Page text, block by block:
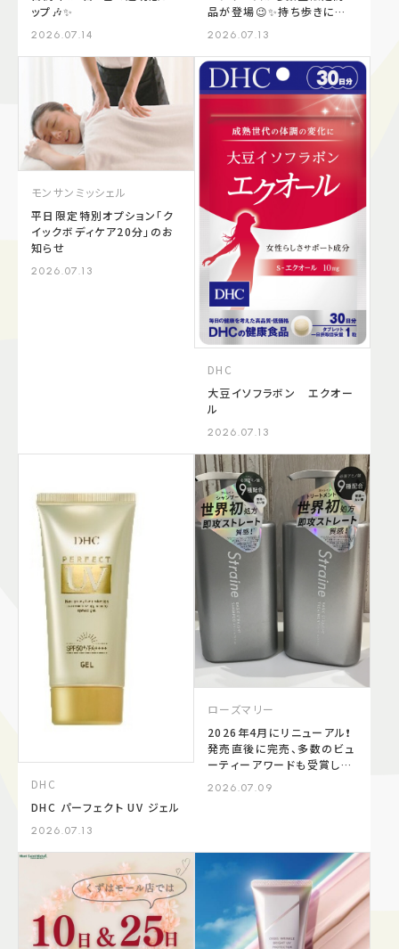
ップ🎶✨
2026.07.14
品が登場😉✨持ち歩きにも
商品と合わせて徹底レビュ
ーしていきます🩵🫧チャコッ
ト コンプレクションクリエ
イターN クール¥2,750（税
2026.07.13
モンサンミッシェル
平日限定特別オプション「ク
イックボディケア20分」のお
知らせ
2026.07.13
DHC
大豆イソフラボン エクオー
ル
2026.07.13
DHC
DHC パーフェクト UV ジェル
2026.07.13
ローズマリー
2026年4月にリニューアル❗️
発売直後に完売、多数のビュ
ーティーアワードも受賞した
ント"Straine"
2026.07.09